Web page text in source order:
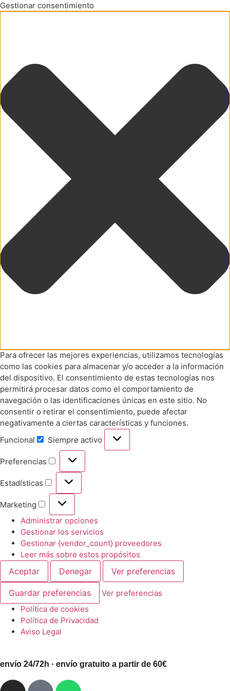
Gestionar consentimiento
Para ofrecer las mejores experiencias, utilizamos tecnologías
como las cookies para almacenar y/o acceder a la información
del dispositivo. El consentimiento de estas tecnologías nos
permitirá procesar datos como el comportamiento de
navegación o las identificaciones únicas en este sitio. No
consentir o retirar el consentimiento, puede afectar
negativamente a ciertas características y funciones.
Funcional
Siempre activo
Preferencias
Estadísticas
Marketing
Administrar opciones
Gestionar los servicios
Gestionar {vendor_count} proveedores
Leer más sobre estos propósitos
Aceptar Denegar Ver preferencias
Guardar preferencias
Ver preferencias
Política de cookies
Política de Privacidad
Aviso Legal
envío 24/72h · envío gratuito a partir de 60€